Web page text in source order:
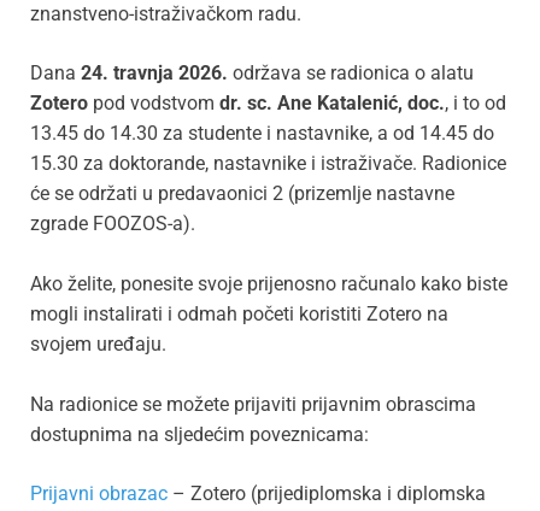
znanstveno-istraživačkom radu.
Dana 24. travnja 2026. održava se radionica o alatu
Zotero pod vodstvom dr. sc. Ane Katalenić, doc., i to od
13.45 do 14.30 za studente i nastavnike, a od 14.45 do
15.30 za doktorande, nastavnike i istraživače. Radionice
će se održati u predavaonici 2 (prizemlje nastavne
zgrade FOOZOS-a).
Ako želite, ponesite svoje prijenosno računalo kako biste
mogli instalirati i odmah početi koristiti Zotero na
svojem uređaju.
Na radionice se možete prijaviti prijavnim obrascima
dostupnima na sljedećim poveznicama:
Prijavni obrazac – Zotero (prijediplomska i diplomska